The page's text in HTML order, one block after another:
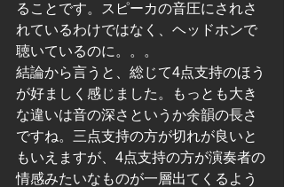
ることです。スピーカの音圧にされさ
れているわけではなく、ヘッドホンで
聴いているのに。。。
結論から言うと、総じて4点支持のほう
が好ましく感じました。もっとも大き
な違いは音の深さというか余韻の長さ
ですね。三点支持の方が切れが良いと
もいえますが、4点支持の方が演奏者の
情感みたいなものが一層出てくるよう